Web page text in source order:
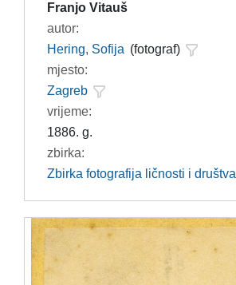
Franjo Vitauš
autor:
Hering, Sofija (fotograf)
mjesto:
Zagreb
vrijeme:
1886. g.
zbirka:
Zbirka fotografija ličnosti i društva